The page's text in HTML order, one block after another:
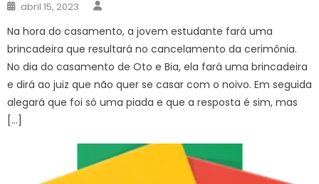
Posted
on
abril 15, 2023
Na hora do casamento, a jovem estudante fará uma
brincadeira que resultará no cancelamento da cerimônia.
No dia do casamento de Oto e Bia, ela fará uma brincadeira
e dirá ao juiz que não quer se casar com o noivo. Em seguida
alegará que foi só uma piada e que a resposta é sim, mas
[…]